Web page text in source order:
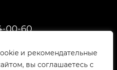
и рекомендательные
вы соглашаетесь с
00-60